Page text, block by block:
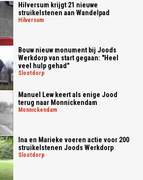
Hilversum krijgt 21 nieuwe
struikelstenen aan Wandelpad
hilversum
Bouw nieuw monument bij Joods
Werkdorp van start gegaan: "Heel
veel hulp gehad"
slootdorp
Manuel Lew keert als enige Jood
terug naar Monnickendam
monnickendam
Ina en Marieke voeren actie voor 200
struikelstenen Joods Werkdorp
slootdorp